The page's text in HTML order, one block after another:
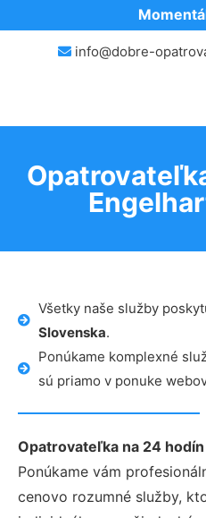
info@dobre-
Všetky naše služby
Slovenska.
Ponúkame komplexné
sú priamo v ponuke
Opatrovateľka na 24
Ponúkame vám
cenovo rozumné služby,